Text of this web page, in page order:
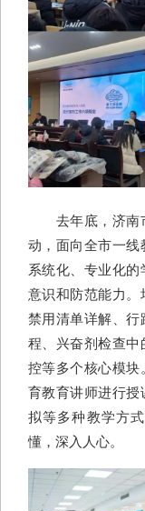
去年底，济南
动，面向全市一线
系统化、专业化的
意识和防范能力。
禁用清单详解、
程、兴奋剂检查
控等多个核心模
育教育讲师进行授
拟等多种教学方
懂，深入人心。